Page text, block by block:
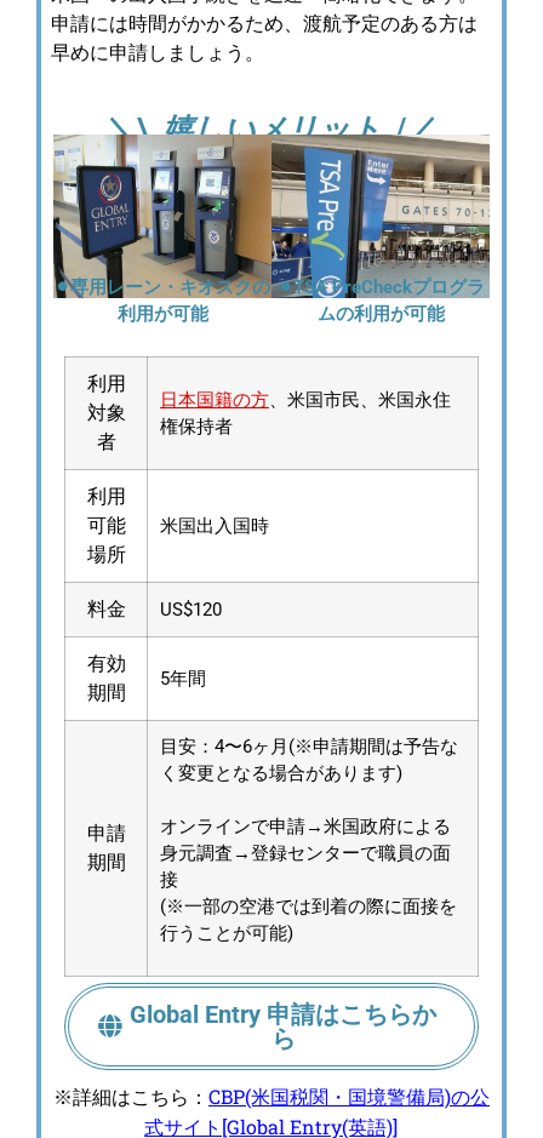
申請には時間がかかるため、渡航予定のある方は
早めに申請しましょう。
＼\ 嬉し /／
⚫︎専用レーン・キオスクの
利用が可能​
⚫︎TSA PreCheckプログラ
ムの利用が可能​
利用
対象
者
日本国籍の方、米国市民、米国永住
権保持者
利用
可能
場所
米国出入国時
料金 US$120
有効
期間
5年間
申請
期間
目安：4〜6ヶ月(※申請期間は予告な
く変更となる場合があります)
オンラインで申請→米国政府による
身元調査→登録センターで職員の面
接
(※一部の空港では到着の際に面接を
行うことが可能)
Global Entry 申請はこちらか
ら
※詳細はこちら： CBP(米国税関・国境警備局)の公
式サイト[Global Entry(英語)]